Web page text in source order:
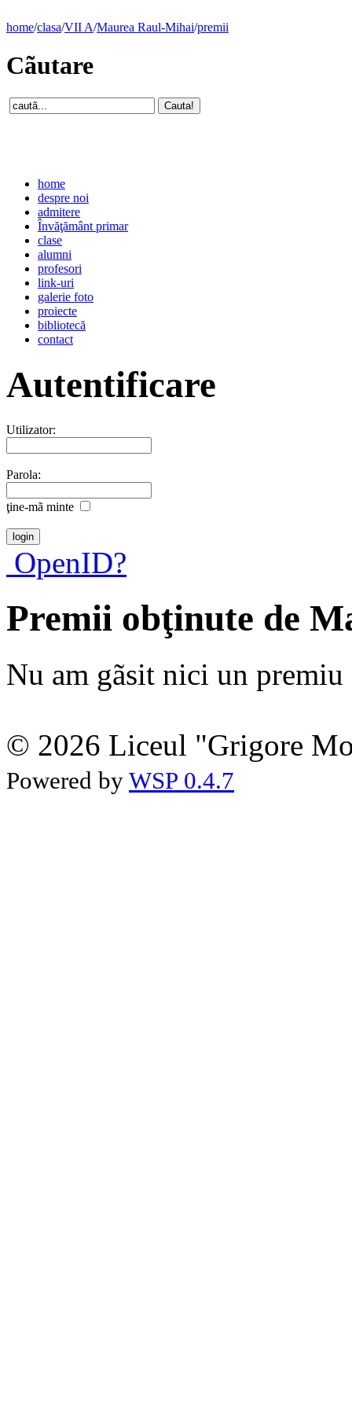
home/clasa/VII A/Maurea Raul-Mihai/premii
Cãutare
home
despre noi
admitere
Învăţământ primar
clase
alumni
profesori
link-uri
galerie foto
proiecte
bibliotecă
contact
Autentificare
Utilizator:
Parola:
ţine-mã minte
OpenID?
Premii obţinute de
Nu am gãsit nici un premiu
© 2026 Liceul "Grigore
Powered by WSP 0.4.7